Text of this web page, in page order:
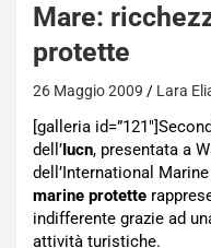
Mare:
protette
26 Maggio 2009 Lara
[galleria
dell’Iucn, presentata a
dell’International
marine protette
indifferente grazie ad
attività turistiche.